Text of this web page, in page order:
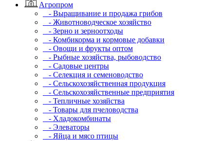
Агропром
- Выращивание и продажа грибов
- Животноводческое хозяйство
- Зерно и зерноотходы
- Комбикорма и кормовые добавки
- Овощи и фрукты оптом
- Рыбные хозяйства, рыбоводство
- Садовые центры
- Селекция и семеноводство
- Сельскохозяйственная продукция
- Сельскохозяйственные предприятия
- Тепличные хозяйства
- Товары для пчеловодства
- Хладокомбинаты
- Элеваторы
- Яйца и мясо птицы